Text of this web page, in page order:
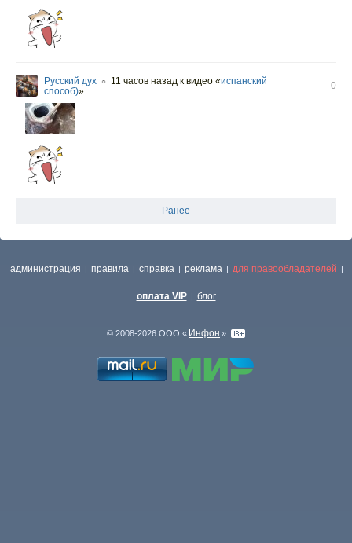
Русский дух ○ 11 часов назад к видео «испанский
способ)» 0
Ранее
администрация | правила | справка | реклама | для правообладателей |
оплата VIP | блог
© 2008-2026 ООО « Инфон »